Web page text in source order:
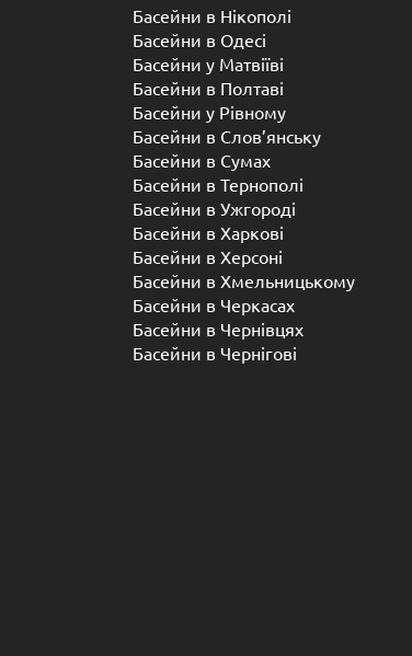
Басейни в Нікополі
Басейни в Одесі
Басейни у Матвіїві
Басейни в Полтаві
Басейни у ​​Рівному
Басейни в Слов’янську
Басейни в Сумах
Басейни в Тернополі
Басейни в Ужгороді
Басейни в Харкові
Басейни в Херсоні
Басейни в Хмельницькому
Басейни в Черкасах
Басейни в Чернівцях
Басейни в Чернігові